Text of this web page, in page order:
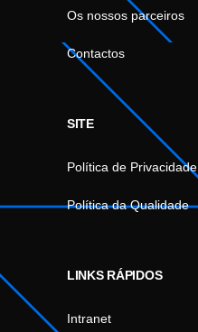
Os nossos parceiros
Contactos
SITE
Política de Privacidade
Política da Qualidade
LINKS RÁPIDOS
Intranet